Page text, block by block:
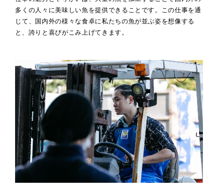
多くの人々に美味しい魚を提供できることです。この仕事を通
じて、国内外の様々な食卓に私たちの魚が並ぶ姿を想像する
と、誇りと喜びがこみ上げてきます。